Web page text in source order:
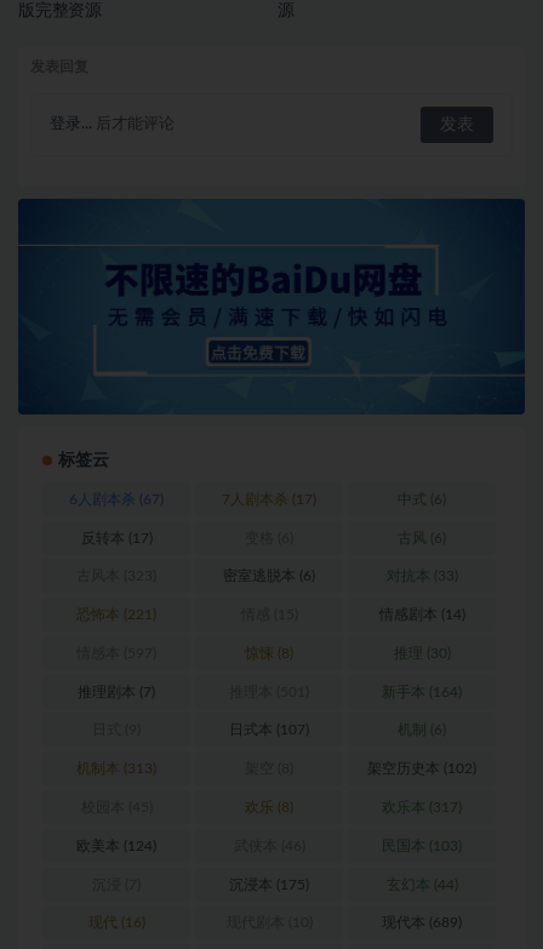
版完整资源
源
登录... 后才能评论
标签云
6人剧本杀 (67) 7人剧本杀 (17) 中式 (6)
反转本 (17) 古风 (6)
密室逃脱本 (6) 对抗本 (33)
恐怖本 (221) 情感剧本 (14)
惊悚 (8) 推理 (30)
推理剧本 (7) 新手本 (164)
日式本 (107) 机制 (6)
机制本 (313) 架空历史本 (102)
欢乐 (8) 欢乐本 (317)
欧美本 (124) 民国本 (103)
沉浸本 (175) 玄幻本 (44)
现代 (16) 现代本 (689)